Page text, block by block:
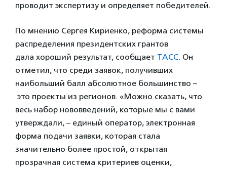
проводит экспертизу и определяет победителей.
По мнению Сергея Кириенко, реформа системы
распределения президентских грантов
дала хороший результат, сообщает ТАСС. Он
отметил, что среди заявок, получивших
наибольший балл абсолютное большинство –
это проекты из регионов. «Можно сказать, что
весь набор нововведений, которые мы с вами
утверждали, – единый оператор, электронная
форма подачи заявки, которая стала
значительно более простой, открытая
прозрачная система критериев оценки,